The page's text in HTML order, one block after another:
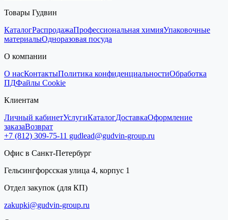
Товары Гудвин
КаталогРаспродажаПрофессиональная химияУпаковочные
материалыОдноразовая посуда
О компании
О насКонтактыПолитика конфиденциальностиОбработка
ПДФайлы Cookie
Клиентам
Личный кабинетУслугиКаталогДоставкаОформление
заказаВозврат
+7 (812) 309-75-11 gudlead@gudvin-group.ru
Офис в Санкт-Петербург
Гельсингфорсская улица 4, корпус 1
Отдел закупок (для КП)
zakupki@gudvin-group.ru